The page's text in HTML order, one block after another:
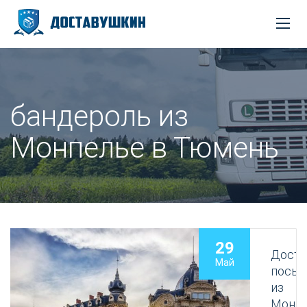
бандероль из
Монпелье в Тюмень
29
Май
из